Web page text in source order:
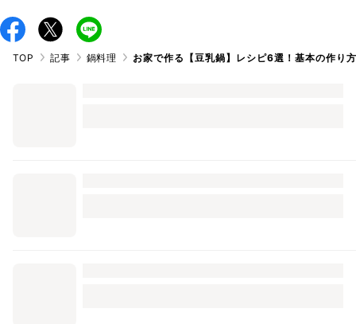
TOP 記事 鍋料理 お家で作る【豆乳鍋】レシピ6選！基本の作り